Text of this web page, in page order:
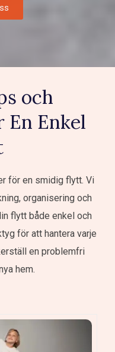
och
Enkel
för en smidig flytt. Vi
organisering och
flytt både enkel och
för att hantera varje
en problemfri
hem.